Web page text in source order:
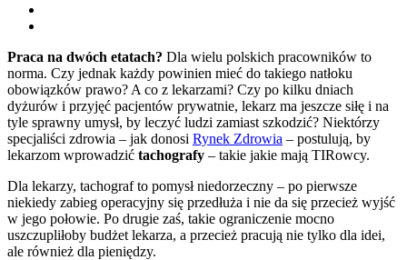
Praca na dwóch etatach? Dla wielu polskich pracowników to
norma. Czy jednak każdy powinien mieć do takiego natłoku
obowiązków prawo? A co z lekarzami? Czy po kilku dniach
dyżurów i przyjęć pacjentów prywatnie, lekarz ma jeszcze siłę i na
tyle sprawny umysł, by leczyć ludzi zamiast szkodzić? Niektórzy
specjaliści zdrowia – jak donosi Rynek Zdrowia – postulują, by
lekarzom wprowadzić tachografy – takie jakie mają TIRowcy.
Dla lekarzy, tachograf to pomysł niedorzeczny – po pierwsze
niekiedy zabieg operacyjny się przedłuża i nie da się przecież wyjść
w jego połowie. Po drugie zaś, takie ograniczenie mocno
uszczupliłoby budżet lekarza, a przecież pracują nie tylko dla idei,
ale również dla pieniędzy.